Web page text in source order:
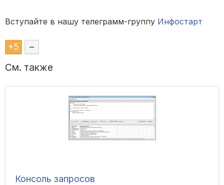
Вступайте в нашу телеграмм-группу Инфостарт
+5 –
См. также
Консоль запросов